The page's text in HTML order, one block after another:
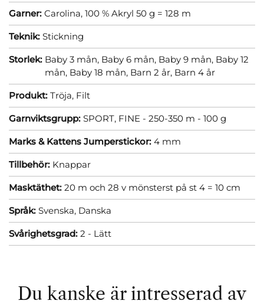
Garner: Carolina, 100 % Akryl 50 g = 128 m
Teknik: Stickning
Storlek: Baby 3 mån, Baby 6 mån, Baby 9 mån, Baby 12
mån, Baby 18 mån, Barn 2 år, Barn 4 år
Produkt: Tröja, Filt
Garnviktsgrupp: SPORT, FINE - 250-350 m - 100 g
Marks & Kattens Jumperstickor: 4 mm
Tillbehör: Knappar
Masktäthet: 20 m och 28 v mönsterst på st 4 = 10 cm
Språk: Svenska, Danska
Svårighetsgrad: 2 - Lätt
Du kanske är intresserad av